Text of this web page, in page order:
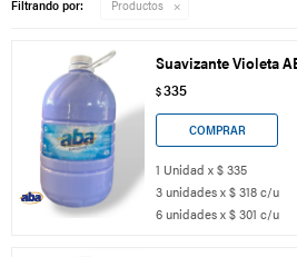
Filtrando por: Productos
Suavizante Violeta
$335
1 Unidad x $ 335
3 unidades x $ 318 c/u
6 unidades x $ 301 c/u